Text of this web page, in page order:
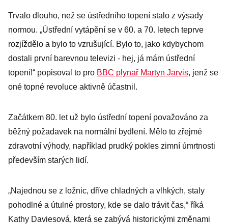
Trvalo dlouho, než se ústředního topení stalo z výsady
normou. „Ústřední vytápění se v 60. a 70. letech teprve
rozjíždělo a bylo to vzrušující. Bylo to, jako kdybychom
dostali první barevnou televizi - hej, já mám ústřední
topení!“ popisoval to pro BBC plynař Martyn Jarvis, jenž se
oné topné revoluce aktivně účastnil.
Začátkem 80. let už bylo ústřední topení považováno za
běžný požadavek na normální bydlení. Mělo to zřejmé
zdravotní výhody, například prudký pokles zimní úmrtnosti
především starých lidí.
„Najednou se z ložnic, dříve chladných a vlhkých, staly
pohodlné a útulné prostory, kde se dalo trávit čas,“ říká
Kathy Daviesová, která se zabývá historickými změnami